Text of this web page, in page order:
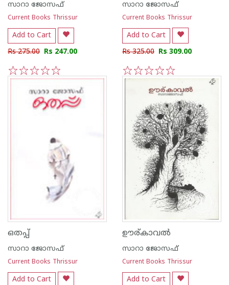
സാറാ ജോസഫ്
Current Books Thrissur
Add to Cart
Rs 275.00 Rs 247.00
5
4
3
2
1
സാറാ ജോസഫ്
Current Books Thrissur
Add to Cart
Rs 325.00 Rs 309.00
5
4
3
2
1
ഒതപ്പ്‌
സാറാ ജോസഫ്
Current Books Thrissur
Add to Cart
ഊര്‌കാവല്‍
സാറാ ജോസഫ്
Current Books Thrissur
Add to Cart